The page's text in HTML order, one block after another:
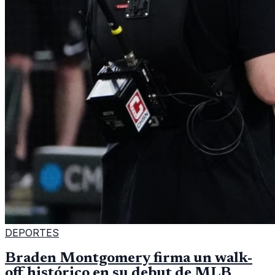
DEPORTES
Braden Montgomery firma un walk-